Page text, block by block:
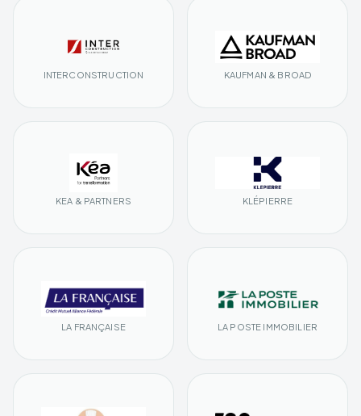
INTERCONSTRUCTION KAUFMAN & BROAD
KEA & PARTNERS KLÉPIERRE
LA FRANÇAISE LA POSTE IMMOBILIER